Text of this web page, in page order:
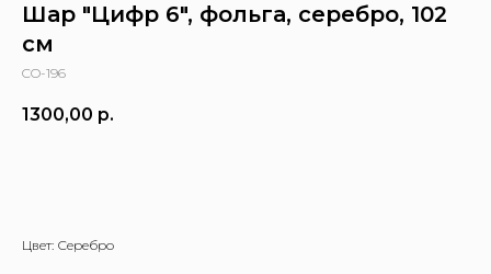
Шар "Цифр 6", фольга, серебро, 102
см
CO-196
1300,00 р.
Цвет: Серебро